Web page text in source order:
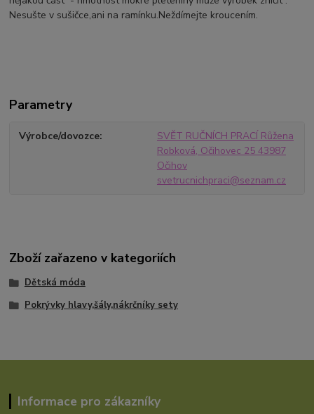
Nesušte v sušičce,ani na ramínku.Neždímejte kroucením.
Parametry
Výrobce/dovozce
SVĚT RUČNÍCH PRACÍ Růžena
Robková, Očihovec 25 43987
Očihov
svetrucnichpraci@seznam.cz
Zboží zařazeno v kategoriích
Dětská móda
Pokrývky hlavy,šály,nákrčníky sety
Informace pro zákazníky